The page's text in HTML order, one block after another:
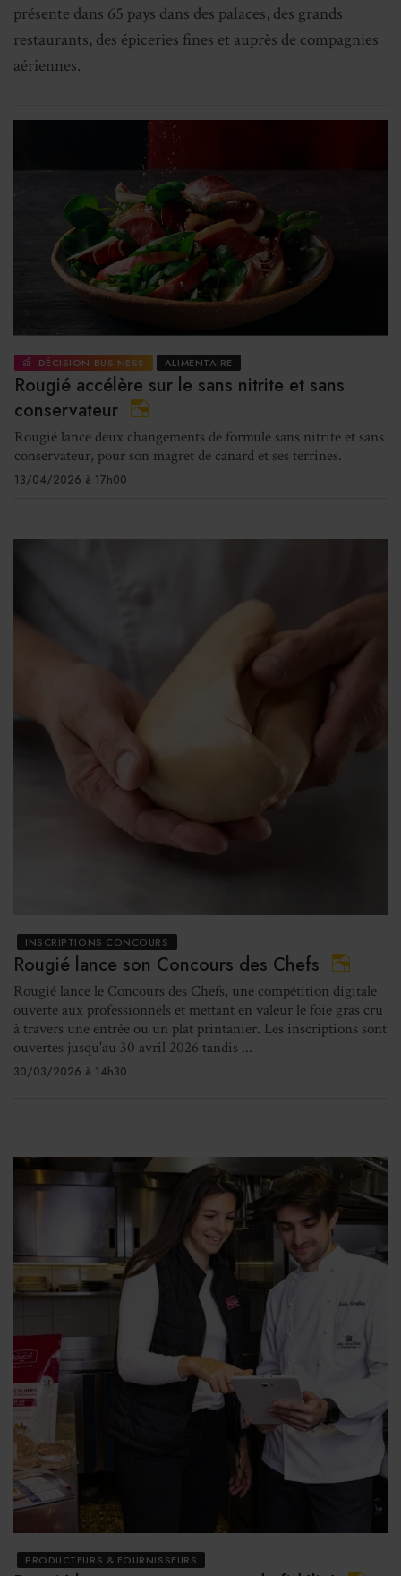
présente dans 65 pays dans des palaces, des grands
restaurants, des épiceries fines et auprès de compagnies
aériennes.
DÉCISION BUSINESS ALIMENTAIRE
Rougié accélère sur le sans nitrite et sans
conservateur
Rougié lance deux changements de formule sans nitrite et sans
conservateur, pour son magret de canard et ses terrines.
13/04/2026 à 17h00
INSCRIPTIONS CONCOURS
Rougié lance son Concours des Chefs
Rougié lance le Concours des Chefs, une compétition digitale
ouverte aux professionnels et mettant en valeur le foie gras cru
à travers une entrée ou un plat printanier. Les inscriptions sont
ouvertes jusqu'au 30 avril 2026 tandis ...
30/03/2026 à 14h30
PRODUCTEURS & FOURNISSEURS